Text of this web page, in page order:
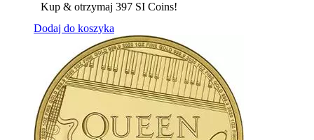
Kup & otrzymaj 397 SI Coins!
Dodaj do koszyka